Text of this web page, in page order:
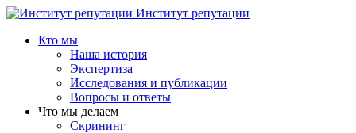
Институт репутации
Кто мы
Наша история
Экспертиза
Исследования и публикации
Вопросы и ответы
Что мы делаем
Скрининг